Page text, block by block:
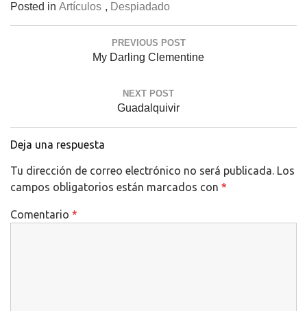
Posted in Artículos , Despiadado
PREVIOUS POST
Previous
My Darling Clementine
NEXT POST
Next
Guadalquivir
Deja una respuesta
Tu dirección de correo electrónico no será publicada. Los
campos obligatorios están marcados con *
Comentario *